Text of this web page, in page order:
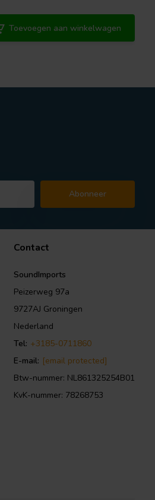
Toevoegen aan winkelwagen
Abonneer
Contact
SoundImports
Peizerweg 97a
9727AJ Groningen
Nederland
Tel: +3185-0711860
E-mail: [email protected]
Btw-nummer: NL861325254B01
KvK-nummer: 78268753